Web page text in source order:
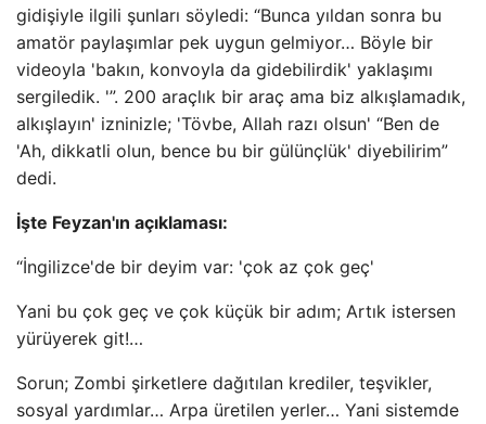
gidişiyle ilgili şunları söyledi: “Bunca yıldan sonra bu
amatör paylaşımlar pek uygun gelmiyor… Böyle bir
videoyla 'bakın, konvoyla da gidebilirdik' yaklaşımı
sergiledik. '”. 200 araçlık bir araç ama biz alkışlamadık,
alkışlayın' izninizle; 'Tövbe, Allah razı olsun' “Ben de
'Ah, dikkatli olun, bence bu bir gülünçlük' diyebilirim”
dedi.
İşte Feyzan'ın açıklaması:
“İngilizce'de bir deyim var: 'çok az çok geç'
Yani bu çok geç ve çok küçük bir adım; Artık istersen
yürüyerek git!…
Sorun; Zombi şirketlere dağıtılan krediler, teşvikler,
sosyal yardımlar… Arpa üretilen yerler… Yani sistemde